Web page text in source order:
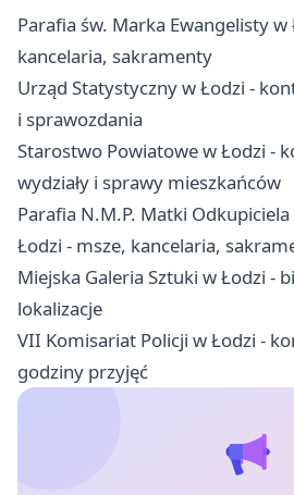
Parafia św. Marka Ewangelisty w
kancelaria, sakramenty
Urząd Statystyczny w Łodzi -
i sprawozdania
Starostwo Powiatowe w Łodzi -
wydziały i sprawy mieszkańców
Parafia N.M.P. Matki Odkupiciela
Łodzi - msze, kancelaria,
Miejska Galeria Sztuki w Łodzi -
lokalizacje
VII Komisariat Policji w Łodzi -
godziny przyjęć